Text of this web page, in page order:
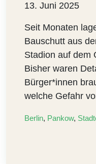
13. Juni 2025
Seit Monaten
Bauschutt aus
Stadion auf dem
Bisher waren
Bürger*innen
welche Gefahr
Berlin, Pankow,